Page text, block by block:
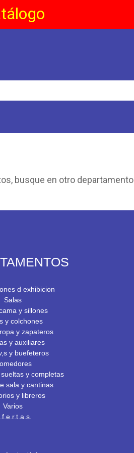
busque en otro departamento
d exhibicion
Salas
y sillones
y colchones
y zapateros
y auxiliares
y buefeteros
y completas
sala y cantinas
y libreros
Varios